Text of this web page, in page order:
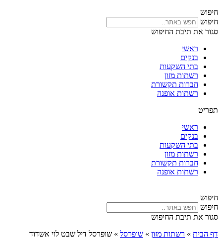
חיפוש
חיפוש
סגור את תיבת החיפוש
ראשי
בנקים
בתי השקעות
רשתות מזון
חברות תקשורת
רשתות אופנה
תפריט
ראשי
בנקים
בתי השקעות
רשתות מזון
חברות תקשורת
רשתות אופנה
חיפוש
חיפוש
סגור את תיבת החיפוש
דף הבית » רשתות מזון » שופרסל » שופרסל דיל שבט לוי אשדוד